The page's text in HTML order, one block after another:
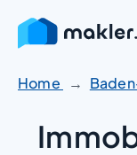
Zum
Inhalt
springen
Home